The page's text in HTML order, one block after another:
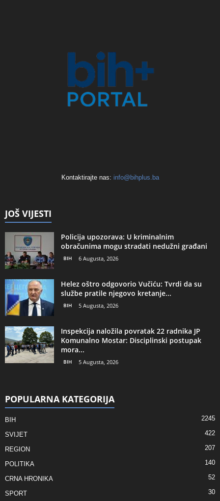
Kontaktirajte nas: info@bihplus.ba
JOŠ VIJESTI
Policija upozorava: U kriminalnim
obračunima mogu stradati nedužni građani
BIH 6 Augusta, 2026
Helez oštro odgovorio Vučiću: Tvrdi da su
službe pratile njegovo kretanje...
BIH 5 Augusta, 2026
Inspekcija naložila povratak 22 radnika JP
Komunalno Mostar: Disciplinski postupak
mora...
BIH 5 Augusta, 2026
POPULARNA KATEGORIJA
BIH 2245
SVIJET 422
REGION 207
POLITIKA 140
CRNA HRONIKA 52
SPORT 30